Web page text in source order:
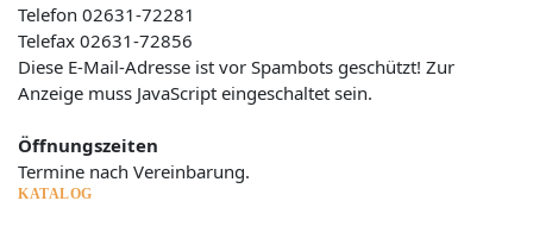
Telefon 02631-72281
Telefax 02631-72856
Diese E-Mail-Adresse ist vor Spambots geschützt! Zur
Anzeige muss JavaScript eingeschaltet sein.
Öffnungszeiten
Termine nach Vereinbarung.
KATALOG